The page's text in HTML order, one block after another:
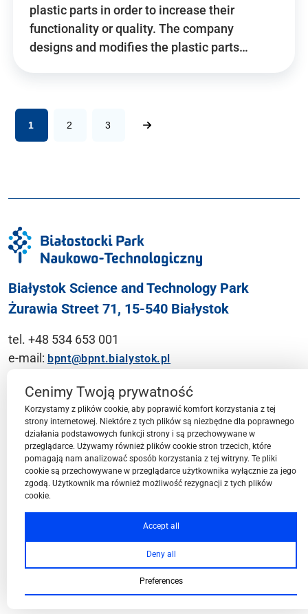
plastic parts in order to increase their
functionality or quality. The company
designs and modifies the plastic parts…
1 2 3
Białystok Science and Technology Park
Żurawia Street 71, 15-540 Białystok
tel. +48 534 653 001
e-mail: bpnt@bpnt.bialystok.pl
Contact
BPN-T Area
BPN-T Offer
Cenimy Twoją prywatność
Korzystamy z plików cookie, aby poprawić komfort korzystania z tej
strony internetowej. Niektóre z tych plików są niezbędne dla poprawnego
działania podstawowych funkcji strony i są przechowywane w
przeglądarce. Używamy również plików cookie stron trzecich, które
pomagają nam analizować sposób korzystania z tej witryny. Te pliki
cookie są przechowywane w przeglądarce użytkownika wyłącznie za jego
zgodą. Użytkownik ma również możliwość rezygnacji z tych plików
cookie.
Accept all
Deny all
Preferences